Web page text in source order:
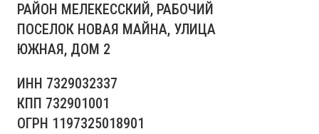
РАЙОН МЕЛЕКЕССКИЙ, РАБОЧИЙ
ПОСЕЛОК НОВАЯ МАЙНА, УЛИЦА
ЮЖНАЯ, ДОМ 2
ИНН 7329032337
КПП 732901001
ОГРН 1197325018901